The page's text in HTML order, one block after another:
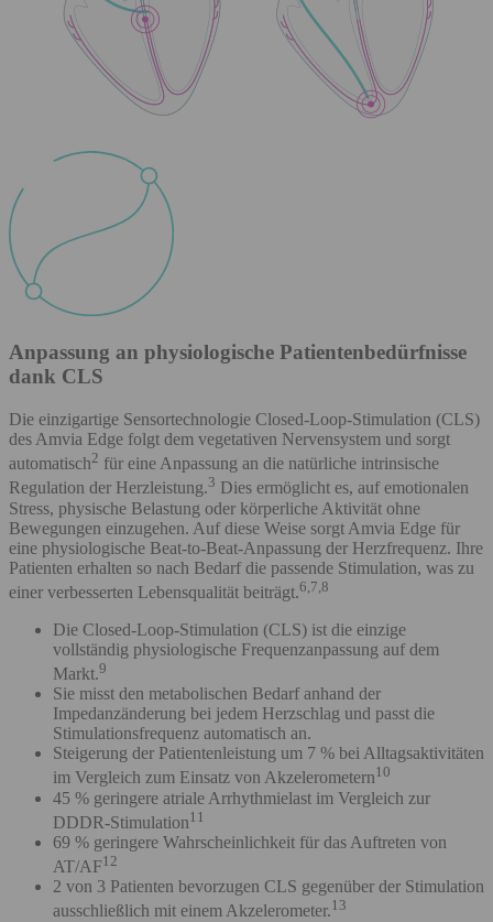
Anpassung an physiologische Patientenbedürfnisse
dank CLS
Die einzigartige Sensortechnologie Closed-Loop-Stimulation (CLS)
des Amvia Edge folgt dem vegetativen Nervensystem und sorgt
automatisch2 für eine Anpassung an die natürliche intrinsische
Regulation der Herzleistung.3 Dies ermöglicht es, auf emotionalen
Stress, physische Belastung oder körperliche Aktivität ohne
Bewegungen einzugehen. Auf diese Weise sorgt Amvia Edge für
eine physiologische Beat-to-Beat-Anpassung der Herzfrequenz. Ihre
Patienten erhalten so nach Bedarf die passende Stimulation, was zu
einer verbesserten Lebensqualität beiträgt.6,7,8
Die Closed-Loop-Stimulation (CLS) ist die einzige
vollständig physiologische Frequenzanpassung auf dem
Markt.9
Sie misst den metabolischen Bedarf anhand der
Impedanzänderung bei jedem Herzschlag und passt die
Stimulationsfrequenz automatisch an.
Steigerung der Patientenleistung um 7 % bei Alltagsaktivitäten
im Vergleich zum Einsatz von Akzelerometern10
45 % geringere atriale Arrhythmielast im Vergleich zur
DDDR-Stimulation11
69 % geringere Wahrscheinlichkeit für das Auftreten von
AT/AF12
2 von 3 Patienten bevorzugen CLS gegenüber der Stimulation
ausschließlich mit einem Akzelerometer.13